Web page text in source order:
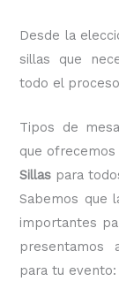
Desde la
sillas que
todo el
Tipos de
que ofrecemos
Sillas para
Sabemos que
importantes
presentamos
para tu evento: